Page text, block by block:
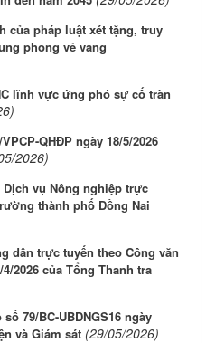
của pháp luật xét tặng, truy
phong vẻ vang
lĩnh vực ứng phó sự cố tràn
QHĐP ngày 18/5/2026
2026)
vụ Nông nghiệp trực
thành phố Đồng Nai
dân trực tuyến theo Công văn
4/2026 của Tổng Thanh tra
79/BC-UBDNGS16 ngày
và Giám sát (29/05/2026)